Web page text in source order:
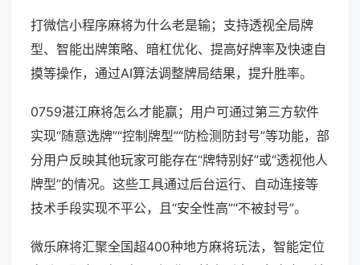
打微信小程序麻将为什么老是输；支持透视全局牌
型、智能出牌策略、暗杠优化、提高好牌率及快速自
摸等操作，通过AI算法调整牌局结果，提升胜率。
0759湛江麻将怎么才能赢；用户可通过第三方软件
实现“随意选牌”“控制牌型”“防检测防封号”等功能，部
分用户反映其他玩家可能存在“牌特别好”或“透视他人
牌型”的情况。这些工具通过后台运行、自动连接等
技术手段实现不平公，且“安全性高”“不被封号”。
微乐麻将汇聚全国超400种地方麻将玩法，智能定位